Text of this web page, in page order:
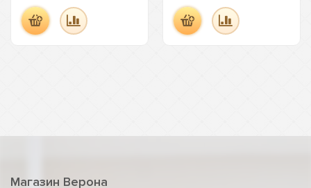
Магазин Верона